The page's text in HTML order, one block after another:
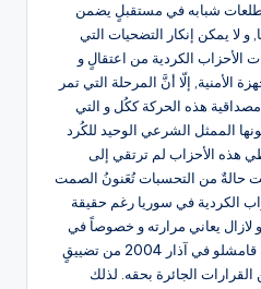
شبابه في مستقبلٍ يضمن
لا يمكن إنكار التضحيات التي
الأحزاب الكردية من اعتقالٍ و
الأمنية, إلّا أنَّ المرحلة التي تمر
مصداقية هذه الحركة ككُل و التي
الممثل الشرعي الوحيد للكُرد
هذه الأحزاب لم ترتقي إلى
حالةٌ من التحسبات تُعَنونُ الصمت
الكردية في سوريا رغم حقيقة
و لازال يعاني مرارته و خصوصاً في
السنوات الأخيرة و منذ انتفاضة قامشلو في آذار 2004 من تضييقٍ
الجائرة بحقه. لذلك